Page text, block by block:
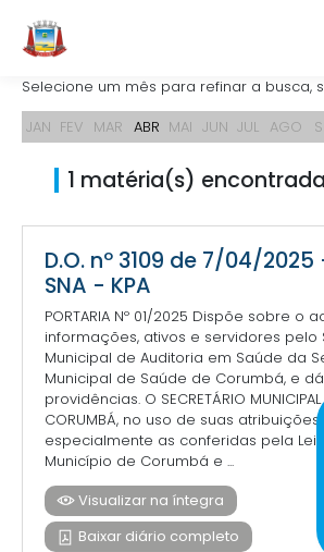
Selecione um mês para refinar a busca,
JAN FEV MAR ABR MAI JUN JUL AGO
1 matéria(s)
D.O. nº 3109 de 7/04/2025
SNA - KPA
PORTARIA Nº 01/2025 Dispõe sobre o
informações, ativos e servidores pelo
Municipal de Auditoria em Saúde da
Municipal de Saúde de Corumbá, e
providências. O SECRETÁRIO MUNICIPAL
CORUMBÁ, no uso de suas atribuições
especialmente as conferidas pela Lei
Município de Corumbá e ...
Visualizar na íntegra
Baixar diário completo